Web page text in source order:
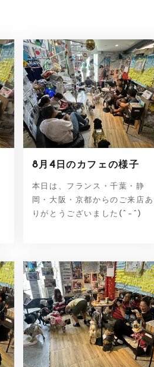
8月4日のカフェの様子
本日は、フランス・千葉・静
岡・大阪・京都からのご来店あ
りがとうございました(^-^)